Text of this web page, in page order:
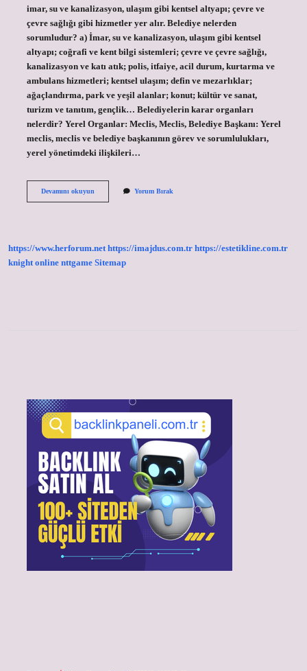
imar, su ve kanalizasyon, ulaşım gibi kentsel altyapı; çevre ve
çevre sağlığı gibi hizmetler yer alır. Belediye nelerden
sorumludur? a) İmar, su ve kanalizasyon, ulaşım gibi kentsel
altyapı; coğrafi ve kent bilgi sistemleri; çevre ve çevre sağlığı,
kanalizasyon ve katı atık; polis, itfaiye, acil durum, kurtarma ve
ambulans hizmetleri; kentsel ulaşım; defin ve mezarlıklar;
ağaçlandırma, park ve yeşil alanlar; konut; kültür ve sanat,
turizm ve tanıtım, gençlik… Belediyelerin karar organları
nelerdir? Yerel Organlar: Meclis, Meclis, Belediye Başkanı: Yerel
meclis, meclis ve belediye başkanının görev ve sorumlulukları,
yerel yönetimdeki ilişkileri…
Devamını okuyunBelediyelerin Yorum Bırak
https://www.herforum.net https://imajdus.com.tr https://estetikline.com.tr
knight online nttgame Sitemap